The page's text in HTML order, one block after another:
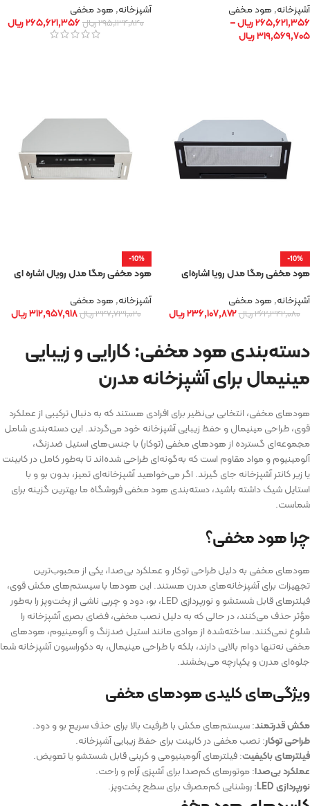
آشپزخانه, هود مخفی
۲۶۵,۶۲۱,۳۵۶ریال–
۳۱۹,۵۶۹,۷۰۵ریال
آشپزخانه, هود مخفی
۲۹۵,۱۳۴,۸۴۰ریال۲۶۵,۶۲۱,۳۵۶ریال
-10%
هود مخفی رمگا مدل رویا اشاره‌ای
آشپزخانه, هود مخفی
۲۶۲,۳۴۲,۰۸۰ریال۲۳۶,۱۰۷,۸۷۲ریال
-10%
هود مخفی رمگا مدل رویال اشاره ای
آشپزخانه, هود مخفی
۳۴۷,۷۳۱,۰۲۰ریال۳۱۲,۹۵۷,۹۱۸ریال
دسته‌بندی هود مخفی: کارایی و زیبایی
مینیمال برای آشپزخانه مدرن
هودهای مخفی، انتخابی بی‌نظیر برای افرادی هستند که به دنبال ترکیبی از عملکرد
قوی، طراحی مینیمال و حفظ زیبایی آشپزخانه خود می‌گردند. این دسته‌بندی شامل
مجموعه‌ای گسترده از هودهای مخفی (توکار) با جنس‌های استیل ضدزنگ،
آلومینیوم و مواد مقاوم است که به‌گونه‌ای طراحی شده‌اند تا به‌طور کامل در کابینت
یا زیر کانتر آشپزخانه جای گیرند. اگر می‌خواهید آشپزخانه‌ای تمیز، بدون بو و با
استایل شیک داشته باشید، دسته‌بندی هود مخفی فروشگاه ما بهترین گزینه برای
شماست.
چرا هود مخفی؟
هودهای مخفی به دلیل طراحی توکار و عملکرد بی‌صدا، یکی از محبوب‌ترین
تجهیزات برای آشپزخانه‌های مدرن هستند. این هودها با سیستم‌های مکش قوی،
فیلترهای قابل شستشو و نورپردازی LED، بو، دود و چربی ناشی از پخت‌وپز را به‌طور
مؤثر حذف می‌کنند، در حالی که به دلیل نصب مخفی، فضای بصری آشپزخانه را
شلوغ نمی‌کنند. ساخته‌شده از موادی مانند استیل ضدزنگ و آلومینیوم، هودهای
مخفی نه‌تنها دوام بالایی دارند، بلکه با طراحی مینیمال، به دکوراسیون آشپزخانه شما
جلوه‌ای مدرن و یکپارچه می‌بخشند.
ویژگی‌های کلیدی هودهای مخفی
مکش قدرتمند: سیستم‌های مکش با ظرفیت بالا برای حذف سریع بو و دود.
طراحی توکار: نصب مخفی در کابینت برای حفظ زیبایی آشپزخانه.
فیلترهای باکیفیت: فیلترهای آلومینیومی و کربنی قابل شستشو یا تعویض.
عملکرد بی‌صدا: موتورهای کم‌صدا برای آشپزی آرام و راحت.
نورپردازی LED
: روشنایی کم‌مصرف برای سطح پخت‌وپز.